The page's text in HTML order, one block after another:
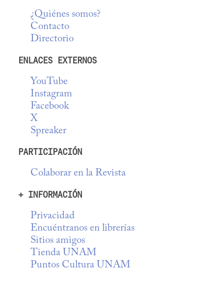
¿Quiénes somos?
Contacto
Directorio
ENLACES EXTERNOS
YouTube
Instagram
Facebook
X
Spreaker
PARTICIPACIÓN
Colaborar en la Revista
+ INFORMACIÓN
Privacidad
Encuéntranos en librerías
Sitios amigos
Tienda UNAM
Puntos Cultura UNAM